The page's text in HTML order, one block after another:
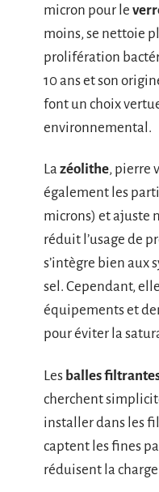
micron pour le
moins, se nettoie
prolifération
10 ans et son
font un choix
environnemental.
La zéolithe, pierre
également les
microns) et ajuste
réduit l’usage de
s’intègre bien aux
sel. Cependant,
équipements et
pour éviter la
Les balles
cherchent
installer dans les
captent les fines
réduisent la